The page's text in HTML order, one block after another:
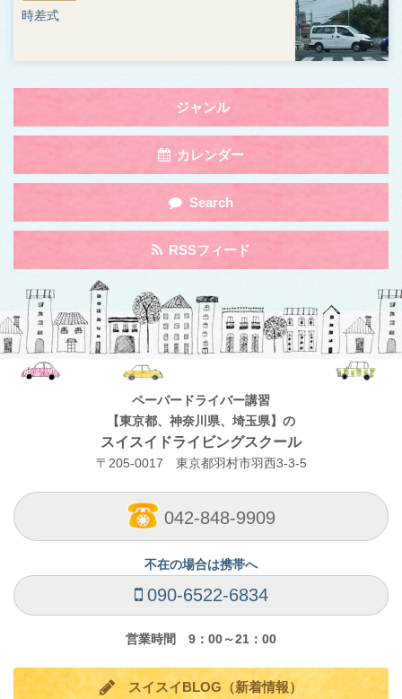
時差式
Toggle
navigation
by
ジャンル
Toggle
navigation
by
カレンダー
Toggle
navigation
by
Search
Toggle
navigation
by
Category
RSSフィード
ペーパードライバー講習
【東京都、神奈川県、埼玉県】の
スイスイドライビングスクール
〒205-0017 東京都羽村市羽西3-3-5
042-848-9909
不在の場合は携帯へ
090-6522-6834
営業時間 9：00～21：00
スイスイBLOG（新着情報）